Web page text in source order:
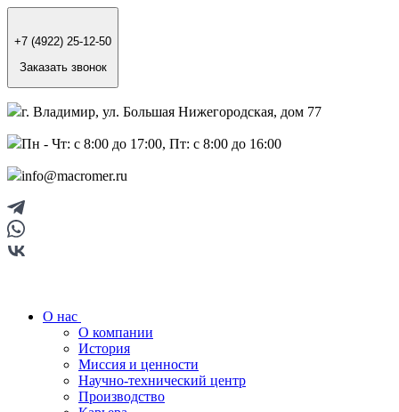
+7 (4922) 25-12-50
Заказать звонок
г. Владимир, ул. Большая Нижегородская, дом 77
Пн - Чт: с 8:00 до 17:00, Пт: с 8:00 до 16:00
info@macromer.ru
О нас
О компании
История
Миссия и ценности
Научно-технический центр
Производство